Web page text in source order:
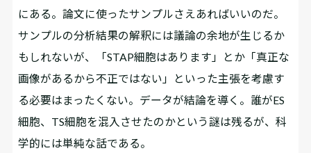
にある。論文に使ったサンプルさえあればいいのだ。
サンプルの分析結果の解釈には議論の余地が生じるか
もしれないが、「STAP細胞はあります」とか「真正な
画像があるから不正ではない」といった主張を考慮す
る必要はまったくない。データが結論を導く。誰がES
細胞、TS細胞を混入させたのかという謎は残るが、科
学的には単純な話である。